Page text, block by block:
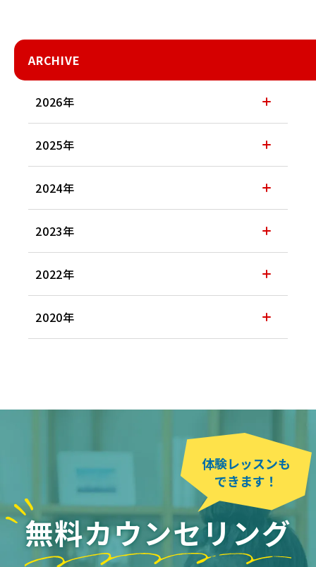
ARCHIVE
2026年
2025年
2024年
2023年
2022年
2020年
無料カウンセリング
体験レッスンも
できます！